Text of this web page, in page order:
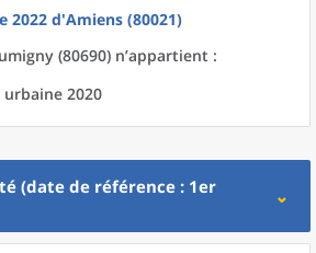
2022 d'Amiens (80021)
(80690) n’appartient :
2020
(date de référence : 1er